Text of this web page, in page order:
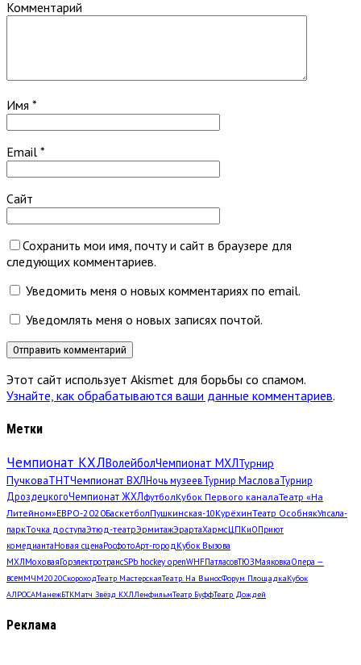
Комментарий
Имя *
Email *
Сайт
Сохранить мои имя, почту и сайт в браузере для
следующих комментариев.
Уведомить меня о новых комментариях по email.
Уведомлять меня о новых записях почтой.
Этот сайт использует Akismet для борьбы со спамом.
Узнайте, как обрабатываются ваши данные комментариев.
Метки
Чемпионат КХЛВолейболЧемпионат МХЛТурнир
ПучковаТНТЧемпионат ВХЛНочь музеевТурнир МасловаТурнир
ДроздецкогоЧемпионат ЖХЛфутболКубок Первого каналаТеатр «На
Литейном»ЕВРО-2020БаскетболПушкинская-10КурёхинТеатр ОсобнякУпсала-
паркТочка доступаЭтюд-театрЭрмитажЭрартаХармсЦПКиОПриют
комедиантаНовая сценаРосфотоАрт-город Кубок Вызова
МХЛМоховаяГорэлектротрансSPb hockey openWHFПатласовТЮЗМаяковкаОпера —
всемМЧМ2020СкороходТеатр МастерскаяТеатр. На ВыносФорум ПлощадкаКубок
АЛРОСАМанежБТКМатч Звёзд КХЛЛенфильмТеатр БуффТеатр Дождей
Реклама